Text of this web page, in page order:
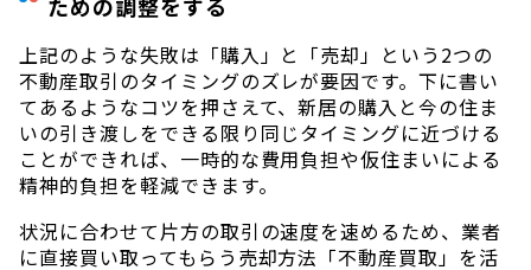
ための調整をする
上記のような失敗は「購入」と「売却」という2つの
不動産取引のタイミングのズレが要因です。下に書い
てあるようなコツを押さえて、新居の購入と今の住ま
いの引き渡しをできる限り同じタイミングに近づける
ことができれば、一時的な費用負担や仮住まいによる
精神的負担を軽減できます。
状況に合わせて片方の取引の速度を速めるため、業者
に直接買い取ってもらう売却方法「不動産買取」を活